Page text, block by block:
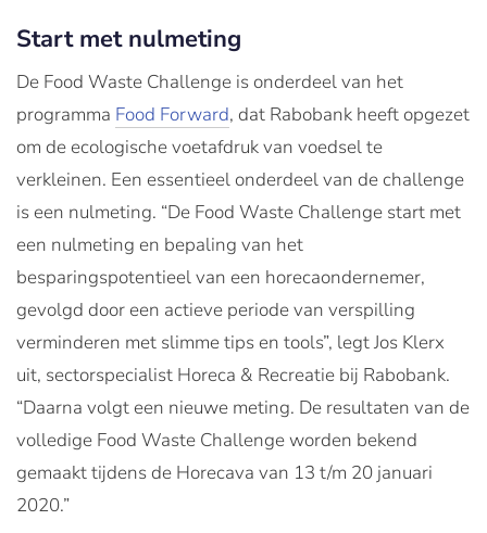
Start met nulmeting
De Food Waste Challenge is onderdeel van het
programma Food Forward, dat Rabobank heeft opgezet
om de ecologische voetafdruk van voedsel te
verkleinen. Een essentieel onderdeel van de challenge
is een nulmeting. “De Food Waste Challenge start met
een nulmeting en bepaling van het
besparingspotentieel van een horecaondernemer,
gevolgd door een actieve periode van verspilling
verminderen met slimme tips en tools”, legt Jos Klerx
uit, sectorspecialist Horeca & Recreatie bij Rabobank.
“Daarna volgt een nieuwe meting. De resultaten van de
volledige Food Waste Challenge worden bekend
gemaakt tijdens de Horecava van 13 t/m 20 januari
2020.”